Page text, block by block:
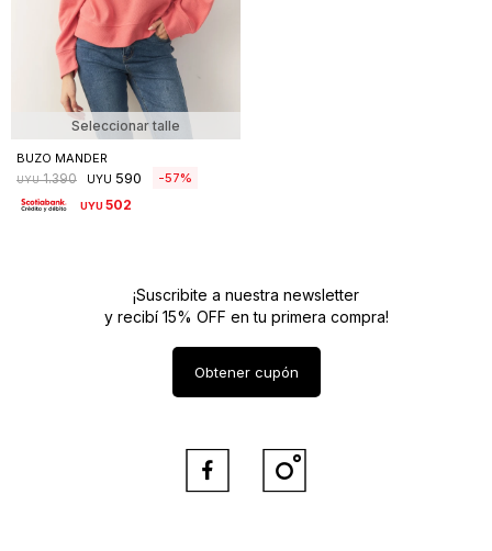
Seleccionar talle
BUZO MANDER
UYU 1.390 UYU 590 57
UYU502
¡Suscribite a nuestra newsletter
y recibí 15% OFF en tu primera compra!
Obtener cupón
 